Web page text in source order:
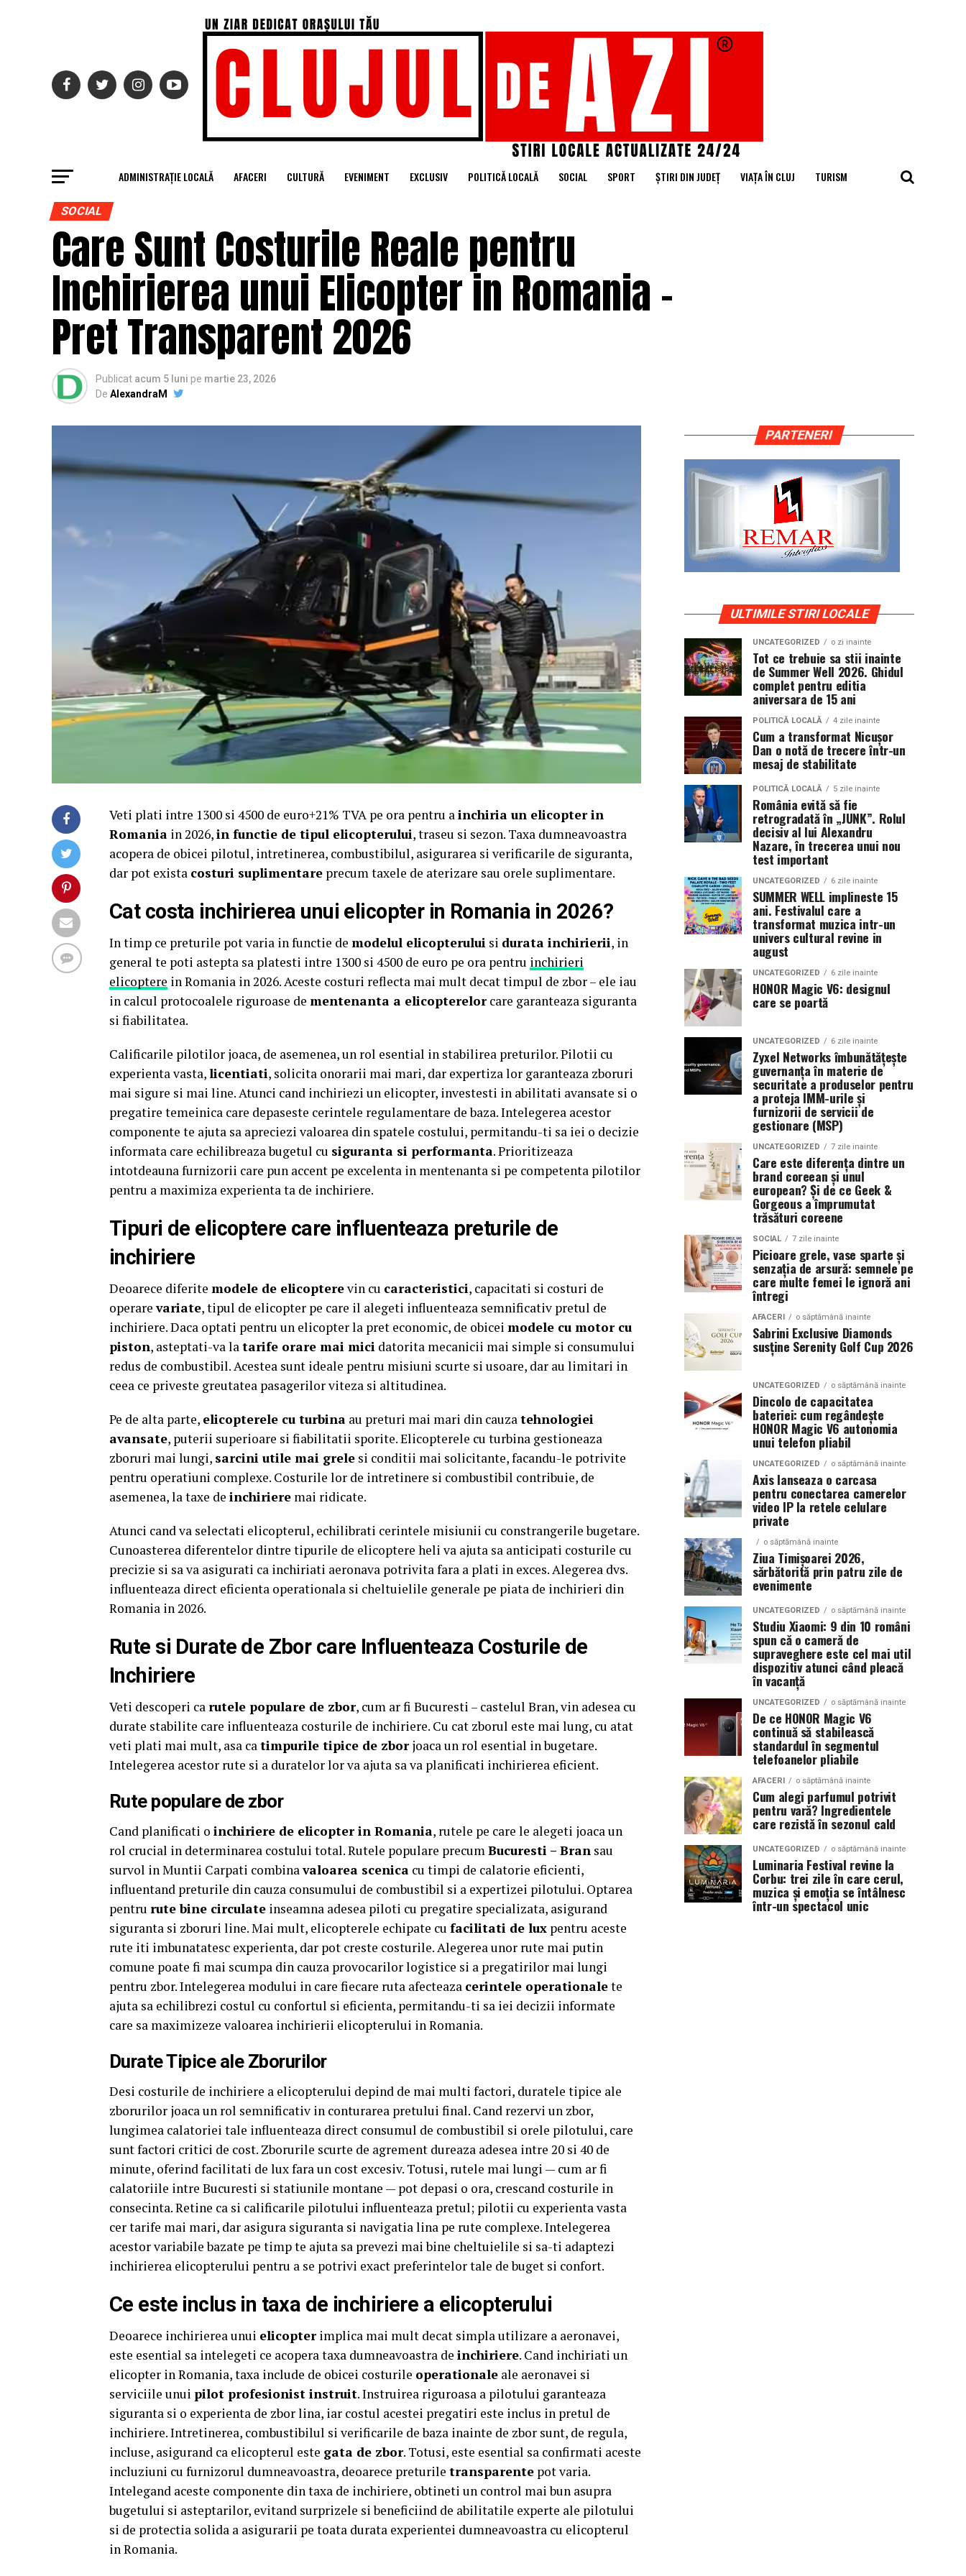
ADMINISTRAȚIE LOCALĂ AFACERI CULTURĂ EVENIMENT EXCLUSIV POLITICĂ LOCALĂ SOCIAL SPORT ȘTIRI DIN JUDEȚ VIAȚA ÎN CLUJ TURISM
SOCIAL
Care Sunt Costurile Reale pentru
Inchirierea unui Elicopter in Romania –
Pret Transparent 2026
Publicat acum 5 luni pe martie 23, 2026
De AlexandraM
Veti plati intre 1300 si 4500 de euro+21% TVA pe ora pentru ainchiria un elicopter in
Romania in 2026,in functie de tipul elicopterului, traseu si sezon. Taxa dumneavoastra
acopera de obicei pilotul, intretinerea, combustibilul, asigurarea si verificarile de siguranta,
dar pot exista costuri suplimentare precum taxele de aterizare sau orele suplimentare.
Cat costa inchirierea unui elicopter in Romania in 2026?
In timp ce preturile pot varia in functie de modelul elicopterului si durata inchirierii, in
general te poti astepta sa platesti intre 1300 si 4500 de euro pe ora pentru inchirieri
elicoptere in Romania in 2026. Aceste costuri reflecta mai mult decat timpul de zbor – ele iau
in calcul protocoalele riguroase de mentenanta a elicopterelorcare garanteaza siguranta
si fiabilitatea.
Calificarile pilotilor joaca, de asemenea, un rol esential in stabilirea preturilor. Pilotii cu
experienta vasta,licentiati, solicita onorarii mai mari, dar expertiza lor garanteaza zboruri
mai sigure si mai line. Atunci cand inchiriezi un elicopter, investesti in abilitati avansate si o
pregatire temeinica care depaseste cerintele regulamentare de baza. Intelegerea acestor
componente te ajuta sa apreciezi valoarea din spatele costului, permitandu-ti sa iei o decizie
informata care echilibreaza bugetul cu siguranta si performanta. Prioritizeaza
intotdeauna furnizorii care pun accent pe excelenta in mentenanta si pe competenta pilotilor
pentru a maximiza experienta ta de inchiriere.
Tipuri de elicoptere care influenteaza preturile de
inchiriere
Deoarece diferite modele de elicopterevin cu caracteristici, capacitati si costuri de
operarevariate, tipul de elicopter pe care il alegeti influenteaza semnificativ pretul de
inchiriere. Daca optati pentru un elicopter la pret economic, de obicei modele cu motor cu
piston, asteptati-va latarife orare mai mici datorita mecanicii mai simple si consumului
redus de combustibil. Acestea sunt ideale pentru misiuni scurte si usoare, dar au limitari in
ceea ce priveste greutatea pasagerilor viteza si altitudinea.
Pe de alta parte, elicopterele cu turbina au preturi mai mari din cauzatehnologiei
avansate, puterii superioare si fiabilitatii sporite. Elicopterele cu turbina gestioneaza
zboruri mai lungi, sarcini utile mai grele si conditii mai solicitante, facandu-le potrivite
pentru operatiuni complexe. Costurile lor de intretinere si combustibil contribuie, de
asemenea, la taxe de inchiriere mai ridicate.
Atunci cand va selectati elicopterul, echilibrati cerintele misiunii cu constrangerile bugetare.
Cunoasterea diferentelor dintre tipurile de elicoptere heli va ajuta sa anticipati costurile cu
precizie si sa va asigurati ca inchiriati aeronava potrivita fara a plati in exces. Alegerea dvs.
influenteaza direct eficienta operationala si cheltuielile generale pe piata de inchirieri din
Romania in 2026.
Rute si Durate de Zbor care Influenteaza Costurile de
Inchiriere
Veti descoperi carutele populare de zbor, cum ar fi Bucuresti – castelul Bran, vin adesea cu
durate stabilite care influenteaza costurile de inchiriere. Cu cat zborul este mai lung, cu atat
veti plati mai mult, asa catimpurile tipice de zborjoaca un rol esential in bugetare.
Intelegerea acestor rute si a duratelor lor va ajuta sa va planificati inchirierea eficient.
Rute populare de zbor
Cand planificati o inchiriere de elicopter in Romania, rutele pe care le alegeti joaca un
rol crucial in determinarea costului total. Rutele populare precumBucuresti – Bran sau
survol in Muntii Carpati combinavaloarea scenica cu timpi de calatorie eficienti,
influentand preturile din cauza consumului de combustibil si a expertizei pilotului. Optarea
pentru rute bine circulate inseamna adesea piloti cu pregatire specializata, asigurand
siguranta si zboruri line. Mai mult, elicopterele echipate cu facilitati de lux pentru aceste
rute iti imbunatatesc experienta, dar pot creste costurile. Alegerea unor rute mai putin
comune poate fi mai scumpa din cauza provocarilor logistice si a pregatirilor mai lungi
pentru zbor. Intelegerea modului in care fiecare ruta afecteaza cerintele operationalete
ajuta sa echilibrezi costul cu confortul si eficienta, permitandu-ti sa iei decizii informate
care sa maximizeze valoarea inchirierii elicopterului in Romania.
Durate Tipice ale Zborurilor
Desi costurile de inchiriere a elicopterului depind de mai multi factori, duratele tipice ale
zborurilor joaca un rol semnificativ in conturarea pretului final. Cand rezervi un zbor,
lungimea calatoriei tale influenteaza direct consumul de combustibil si orele pilotului, care
sunt factori critici de cost. Zborurile scurte de agrement dureaza adesea intre 20 si 40 de
minute, oferind facilitati de lux fara un cost excesiv. Totusi, rutele mai lungi — cum ar fi
calatoriile intre Bucuresti si statiunile montane — pot depasi o ora, crescand costurile in
consecinta. Retine ca si calificarile pilotului influenteaza pretul; pilotii cu experienta vasta
cer tarife mai mari, dar asigura siguranta si navigatia lina pe rute complexe. Intelegerea
acestor variabile bazate pe timp te ajuta sa prevezi mai bine cheltuielile si sa-ti adaptezi
inchirierea elicopterului pentru a se potrivi exact preferintelor tale de buget si confort.
Ce este inclus in taxa de inchiriere a elicopterului
Deoarece inchirierea unui elicopterimplica mai mult decat simpla utilizare a aeronavei,
este esential sa intelegeti ce acopera taxa dumneavoastra de inchiriere. Cand inchiriati un
elicopter in Romania, taxa include de obicei costurile operationale ale aeronavei si
serviciile unui pilot profesionist instruit. Instruirea riguroasa a pilotului garanteaza
siguranta si o experienta de zbor lina, iar costul acestei pregatiri este inclus in pretul de
inchiriere. Intretinerea, combustibilul si verificarile de baza inainte de zbor sunt, de regula,
incluse, asigurand ca elicopterul este gata de zbor. Totusi, este esential sa confirmati aceste
incluziuni cu furnizorul dumneavoastra, deoarece preturile transparente pot varia.
Intelegand aceste componente din taxa de inchiriere, obtineti un control mai bun asupra
bugetului si asteptarilor, evitand surprizele si beneficiind de abilitatile experte ale pilotului
si de protectia solida a asigurarii pe toata durata experientei dumneavoastra cu elicopterul
in Romania.
PARTENERI
ULTIMILE STIRI LOCALE
UNCATEGORIZED o zi inainte
Tot ce trebuie sa stii inainte
de Summer Well 2026. Ghidul
complet pentru editia
aniversara de 15 ani
POLITICĂ LOCALĂ 4 zile inainte
Cum a transformat Nicușor
Dan o notă de trecere într-un
mesaj de stabilitate
POLITICĂ LOCALĂ 5 zile inainte
România evită să fie
retrogradată în „JUNK”. Rolul
decisiv al lui Alexandru
Nazare, în trecerea unui nou
test important
UNCATEGORIZED 6 zile inainte
SUMMER WELL implineste 15
ani. Festivalul care a
transformat muzica intr-un
univers cultural revine in
august
UNCATEGORIZED 6 zile inainte
HONOR Magic V6: designul
care se poartă
UNCATEGORIZED 6 zile inainte
Zyxel Networks îmbunătățește
guvernanța în materie de
securitate a produselor pentru
a proteja IMM-urile și
furnizorii de servicii de
gestionare (MSP)
UNCATEGORIZED 7 zile inainte
Care este diferența dintre un
brand coreean și unul
european? Și de ce Geek &
Gorgeous a împrumutat
trăsături coreene
SOCIAL 7 zile inainte
Picioare grele, vase sparte și
senzația de arsură: semnele pe
care multe femei le ignoră ani
întregi
AFACERI o săptămână inainte
Sabrini Exclusive Diamonds
susține Serenity Golf Cup 2026
UNCATEGORIZED o săptămână inainte
Dincolo de capacitatea
bateriei: cum regândește
HONOR Magic V6 autonomia
unui telefon pliabil
UNCATEGORIZED o săptămână inainte
Axis lanseaza o carcasa
pentru conectarea camerelor
video IP la retele celulare
private
o săptămână inainte
Ziua Timișoarei 2026,
sărbătorită prin patru zile de
evenimente
UNCATEGORIZED o săptămână inainte
Studiu Xiaomi: 9 din 10 români
spun că o cameră de
supraveghere este cel mai util
dispozitiv atunci când pleacă
în vacanță
UNCATEGORIZED o săptămână inainte
De ce HONOR Magic V6
continuă să stabilească
standardul în segmentul
telefoanelor pliabile
AFACERI o săptămână inainte
Cum alegi parfumul potrivit
pentru vară? Ingredientele
care rezistă în sezonul cald
UNCATEGORIZED o săptămână inainte
Luminaria Festival revine la
Corbu: trei zile în care cerul,
muzica și emoția se întâlnesc
într-un spectacol unic